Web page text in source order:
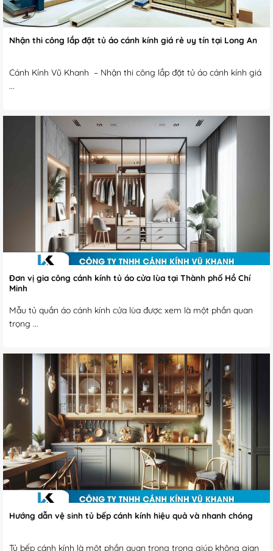
Nhận thi công lắp đặt tủ áo cánh kính giá rẻ uy tín tại Long An
Cánh Kính Vũ Khanh – Nhận thi công lắp đặt tủ áo cánh kính giá
...
Đơn vị gia công cánh kính tủ áo cửa lùa tại Thành phố Hồ Chí
Minh
Mẫu tủ quần áo cánh kính cửa lùa được xem là một phần quan
trọng ...
Hướng dẫn vệ sinh tủ bếp cánh kính hiệu quả và nhanh chóng
Tủ bếp cánh kính là một phần quan trọng trong giúp không gian